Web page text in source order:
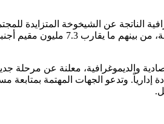
الناتجة عن الشيخوخة المتزايدة
التي تعد من بين الأقل في أوروبا. وبفضل هذه
والديموغرافية، معلنة عن مرحلة
مفتوحاً بناءً على الضوابط الزمنية المحددة إدارياً. وتدعو